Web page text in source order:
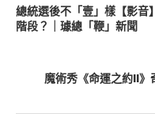
總統選後不「壹」樣【影
階段？｜璩總「鞭」新聞
魔術秀《命運之約II